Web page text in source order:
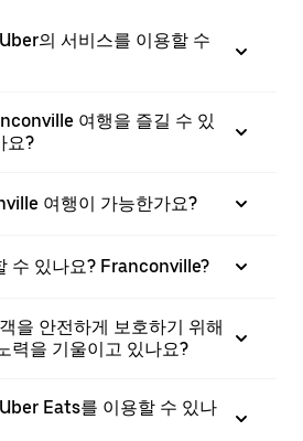
의 서비스를 이용할 수
여행을 즐길 수 있
요?
여행이 가능한가요?
수 있나요? Franconville?
을 안전하게 보호하기 위해
력을 기울이고 있나요?
Eats를 이용할 수 있나